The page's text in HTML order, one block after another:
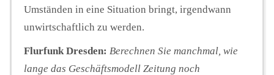
Umständen in eine Situation bringt, irgendwann
unwirtschaftlich zu werden.
Flurfunk Dresden: Berechnen Sie manchmal, wie
lange das Geschäftsmodell Zeitung noch